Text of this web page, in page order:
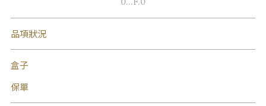
品項狀況
盒子
保單